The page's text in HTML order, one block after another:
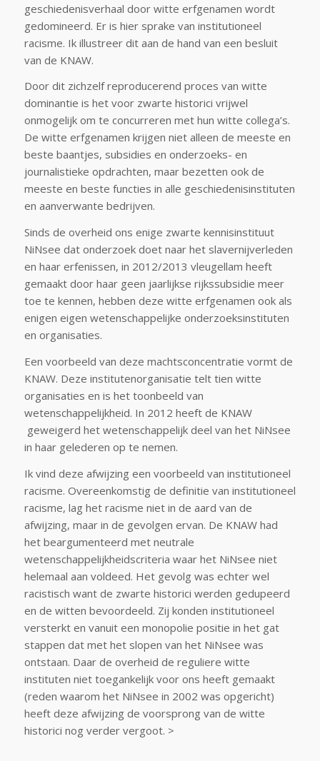
geschiedenisverhaal door witte erfgenamen wordt
gedomineerd. Er is hier sprake van institutioneel
racisme. Ik illustreer dit aan de hand van een besluit
van de KNAW.
Door dit zichzelf reproducerend proces van witte
dominantie is het voor zwarte historici vrijwel
onmogelijk om te concurreren met hun witte collega’s.
De witte erfgenamen krijgen niet alleen de meeste en
beste baantjes, subsidies en onderzoeks- en
journalistieke opdrachten, maar bezetten ook de
meeste en beste functies in alle geschiedenisinstituten
en aanverwante bedrijven.
Sinds de overheid ons enige zwarte kennisinstituut
NiNsee dat onderzoek doet naar het slavernijverleden
en haar erfenissen, in 2012/2013 vleugellam heeft
gemaakt door haar geen jaarlijkse rijkssubsidie meer
toe te kennen, hebben deze witte erfgenamen ook als
enigen eigen wetenschappelijke onderzoeksinstituten
en organisaties.
Een voorbeeld van deze machtsconcentratie vormt de
KNAW. Deze institutenorganisatie telt tien witte
organisaties en is het toonbeeld van
wetenschappelijkheid. In 2012 heeft de KNAW
geweigerd het wetenschappelijk deel van het NiNsee
in haar gelederen op te nemen.
Ik vind deze afwijzing een voorbeeld van institutioneel
racisme. Overeenkomstig de definitie van institutioneel
racisme, lag het racisme niet in de aard van de
afwijzing, maar in de gevolgen ervan. De KNAW had
het beargumenteerd met neutrale
wetenschappelijkheidscriteria waar het NiNsee niet
helemaal aan voldeed. Het gevolg was echter wel
racistisch want de zwarte historici werden gedupeerd
en de witten bevoordeeld. Zij konden institutioneel
versterkt en vanuit een monopolie positie in het gat
stappen dat met het slopen van het NiNsee was
ontstaan. Daar de overheid de reguliere witte
instituten niet toegankelijk voor ons heeft gemaakt
(reden waarom het NiNsee in 2002 was opgericht)
heeft deze afwijzing de voorsprong van de witte
historici nog verder vergoot. >